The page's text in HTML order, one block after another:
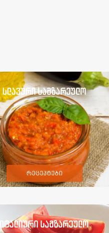
სლავური სამზარეულო
რეცეპტები
იტალიური სამზარეულო